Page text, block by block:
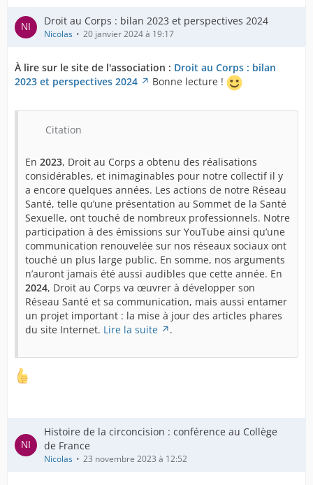
Droit au Corps : bilan 2023 et perspectives 2024
Nicolas 20 janvier 2024 à 19:17
À lire sur le site de l'association : Droit au Corps : bilan
2023 et perspectives 2024
Bonne lecture !
Citation
En 2023, Droit au Corps a obtenu des réalisations
considérables, et inimaginables pour notre collectif il y
a encore quelques années. Les actions de notre Réseau
Santé, telle qu’une présentation au Sommet de la Santé
Sexuelle, ont touché de nombreux professionnels. Notre
participation à des émissions sur YouTube ainsi qu’une
communication renouvelée sur nos réseaux sociaux ont
touché un plus large public. En somme, nos arguments
n’auront jamais été aussi audibles que cette année. En
2024, Droit au Corps va œuvrer à développer son
Réseau Santé et sa communication, mais aussi entamer
un projet important : la mise à jour des articles phares
du site Internet. Lire la suite .
Histoire de la circoncision : conférence au Collège
de France
Nicolas 23 novembre 2023 à 12:52